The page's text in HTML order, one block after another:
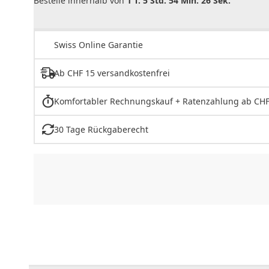
Swiss Online Garantie
Ab CHF 15 versandkostenfrei
Komfortabler Rechnungskauf + Ratenzahlung ab
30 Tage Rückgaberecht